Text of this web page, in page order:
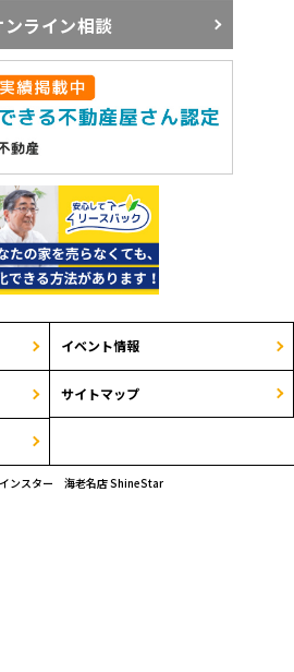
ンライン相談
イベント情報
サイトマップ
ンスター 海老名店 ShineStar